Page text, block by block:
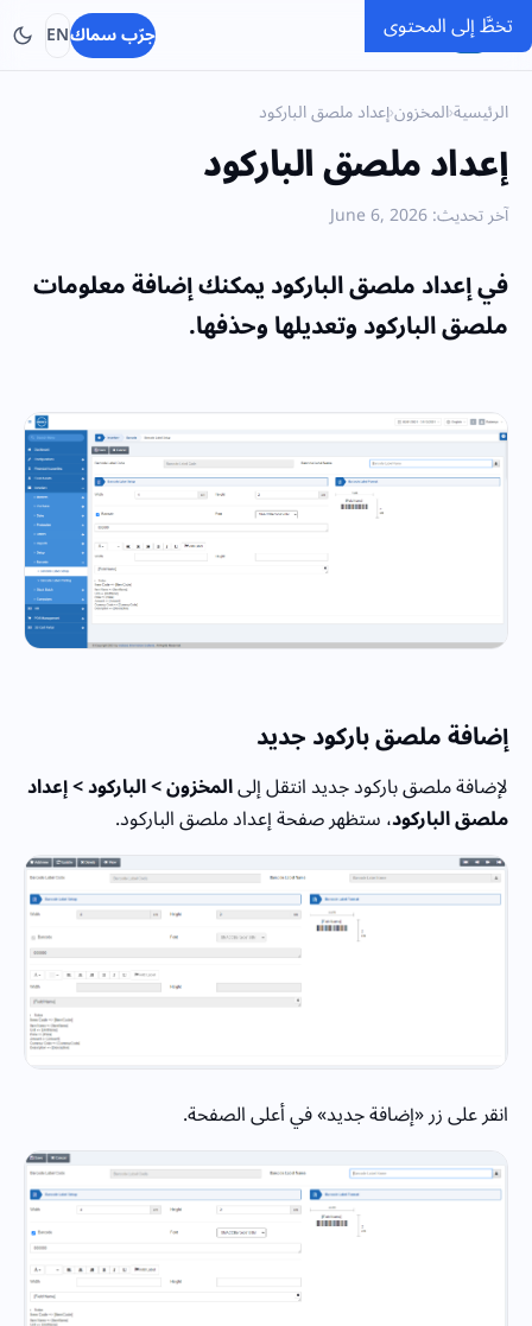
تخطَّ إلى المحتوى
SMACC جرّب سماكEN
الرئيسية›المخزون›إعداد ملصق الباركود
إعداد ملصق الباركود
آخر تحديث: June 6, 2026
في إعداد ملصق الباركود يمكنك إضافة معلومات
ملصق الباركود وتعديلها وحذفها.
إضافة ملصق باركود جديد
لإضافة ملصق باركود جديد انتقل إلىالمخزون > الباركود > إعداد
ملصق الباركود، ستظهر صفحة إعداد ملصق الباركود.
انقر على زر «إضافة جديد» في أعلى الصفحة.